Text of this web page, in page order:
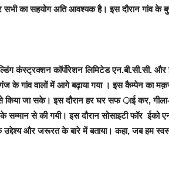
का सहयोग अति आवश्यक है। इस दौरान गांव के
कंस्ट्रक्शन कॉर्पोरेशन लिमिटेड एन.बी.सी.सी.
के गांव वालों में आगे बढ़ाया गया । इस कैम्पेन का
जा सके। इस दौरान हर घर सफ ़ाई कर,
सम्मान से की गयी। इस दौरान सोसाइटी फॉर ईको
उद्देश्य और जरूरत के बारे में बताया। कहा, जब हम